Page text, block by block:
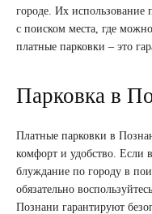
городе. Их использование
с поиском места, где
платные парковки – это
Парковка в
Платные парковки в
комфорт и удобство. Если
блуждание по городу в
обязательно
Познани гарантируют